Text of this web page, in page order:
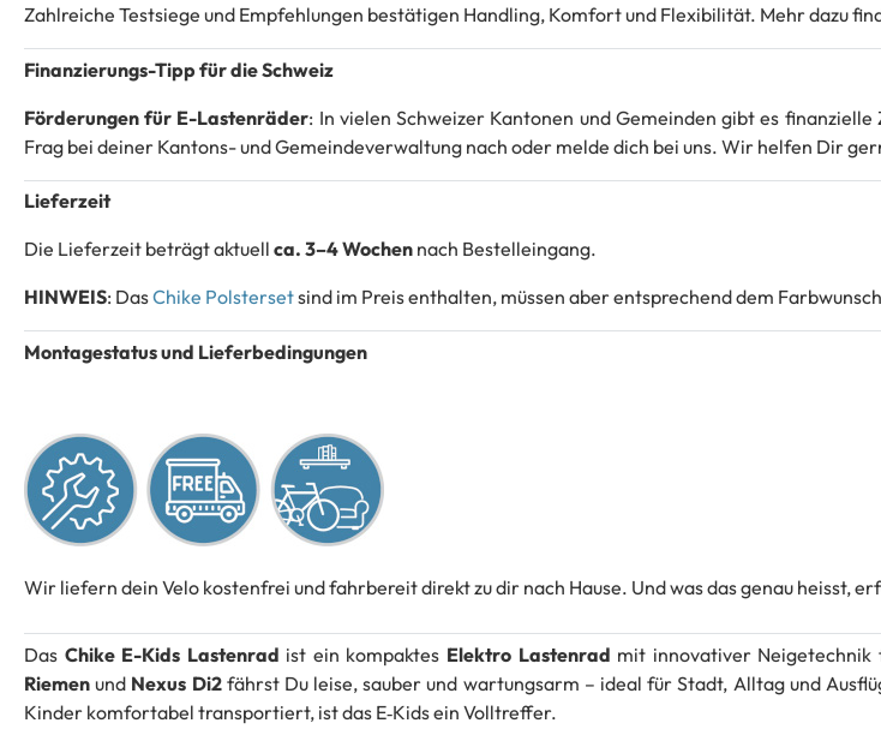
Zahlreiche Testsiege und Empfehlungen bestätigen Handling, Komfort und Flexibilität. Mehr dazu
Finanzierungs-Tipp für die Schweiz
Förderungen für E-Lastenräder: In vielen Schweizer Kantonen und Gemeinden gibt es
Frag bei deiner Kantons- und Gemeindeverwaltung nach oder melde dich bei uns. Wir helfen Dir
Lieferzeit
Die Lieferzeit beträgt aktuell ca. 3–4 Wochen nach Bestelleingang.
HINWEIS: DasChike Polstersetsind im Preis enthalten, müssen aber entsprechend dem
Montagestatus und Lieferbedingungen
Wir liefern dein Velo kostenfrei und fahrbereit direkt zu dir nach Hause. Und was das genau heisst,
Das Chike E-Kids Lastenrad ist ein kompaktes Elektro Lastenrad mit innovativer
Riemen und Nexus Di2fährst Du leise, sauber und wartungsarm – ideal für Stadt, Alltag und
Kinder komfortabel transportiert, ist das E‑Kids ein Volltreffer.